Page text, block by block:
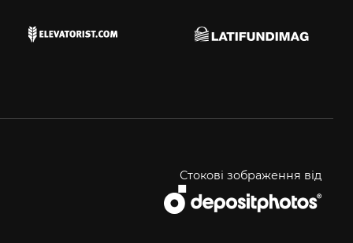
Стокові зображення від